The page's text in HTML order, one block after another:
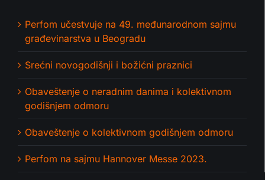
Perfom učestvuje na 49. međunarodnom sajmu
građevinarstva u Beogradu
Srećni novogodišnji i božićni praznici
Obaveštenje o neradnim danima i kolektivnom
godišnjem odmoru
Obaveštenje o kolektivnom godišnjem odmoru
Perfom na sajmu Hannover Messe 2023.